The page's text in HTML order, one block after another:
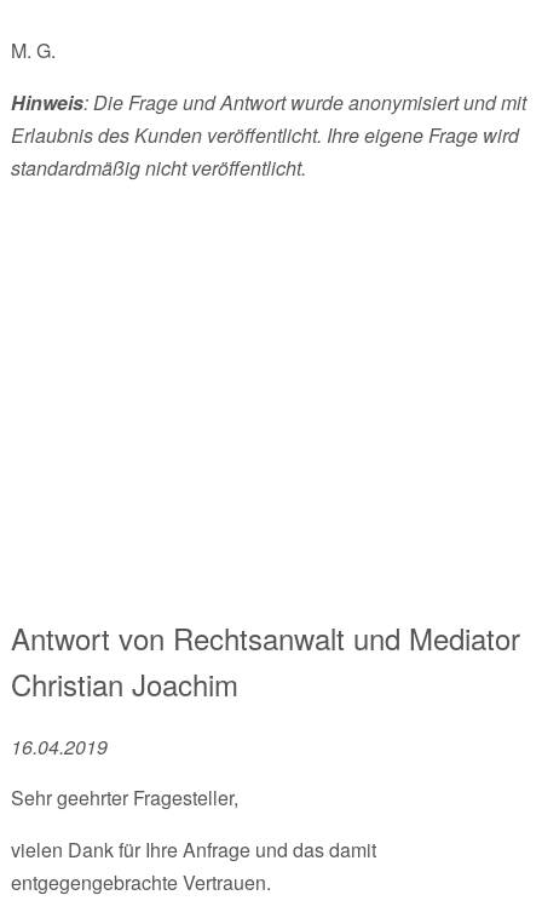
M. G.
Hinweis: Die Frage und Antwort wurde anonymisiert und mit
Erlaubnis des Kunden veröffentlicht. Ihre eigene Frage wird
standardmäßig nicht veröffentlicht.
Antwort von Rechtsanwalt und Mediator
Christian Joachim
16.04.2019
Sehr geehrter Fragesteller,
vielen Dank für Ihre Anfrage und das damit
entgegengebrachte Vertrauen.